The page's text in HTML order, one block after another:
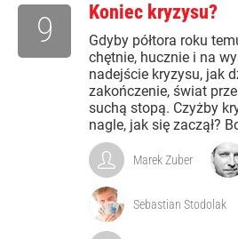
Koniec kryzysu?
Gdyby półtora roku
chętnie, hucznie i na
nadejście kryzysu, jak
zakończenie, świat
suchą stopą. Czyżby
nagle, jak się zaczął?
9
Marek Zuber
Sebastian Stodolak